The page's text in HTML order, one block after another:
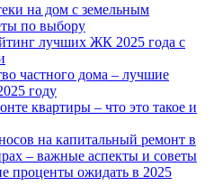
на дом с земельным
по выбору
лучших ЖК 2025 года с
частного дома – лучшие
году
квартиры – что это такое и
на капитальный ремонт в
– важные аспекты и советы
проценты ожидать в 2025